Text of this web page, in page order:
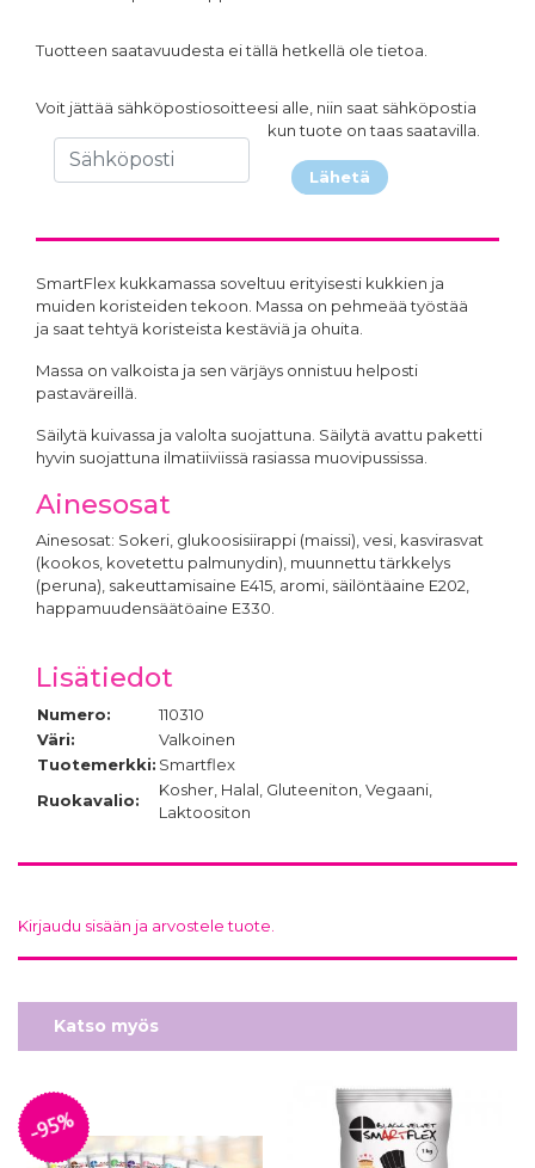
Tuotteen saatavuudesta ei tällä hetkellä ole tietoa.
Voit jättää sähköpostiosoitteesi alle, niin saat sähköpostia
kun tuote on taas saatavilla.
Lähetä
SmartFlex kukkamassa soveltuu erityisesti kukkien ja
muiden koristeiden tekoon. Massa on pehmeää työstää
ja saat tehtyä koristeista kestäviä ja ohuita.
Massa on valkoista ja sen värjäys onnistuu helposti
pastaväreillä.
Säilytä kuivassa ja valolta suojattuna. Säilytä avattu paketti
hyvin suojattuna ilmatiiviissä rasiassa muovipussissa.
Ainesosat
Ainesosat: Sokeri, glukoosisiirappi (maissi), vesi, kasvirasvat
(kookos, kovetettu palmunydin), muunnettu tärkkelys
(peruna), sakeuttamisaine E415, aromi, säilöntäaine E202,
happamuudensäätöaine E330.
Lisätiedot
Numero:
110310
Väri:
Valkoinen
Tuotemerkki: Smartflex
Ruokavalio:
Kosher, Halal, Gluteeniton, Vegaani,
Laktoositon
Kirjaudu sisään ja arvostele tuote.
Katso myös
-95%